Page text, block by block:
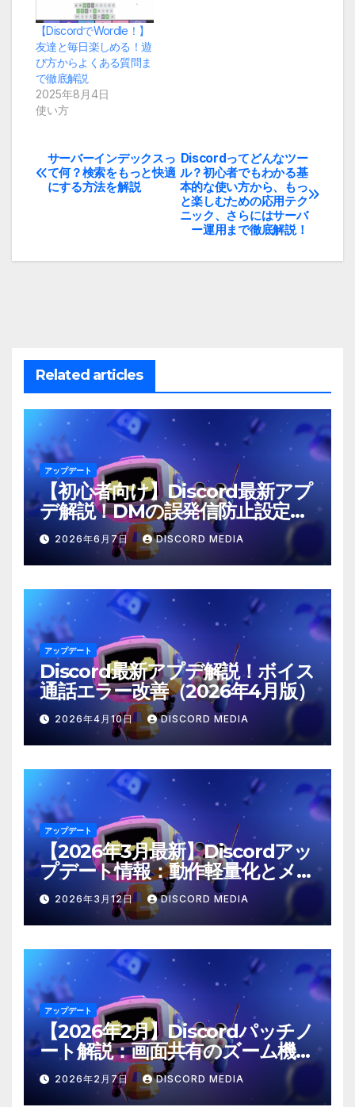
【DiscordでWordle！】
友達と毎日楽しめる！遊
び方からよくある質問ま
で徹底解説
2025年8月4日
使い方
投
稿
ビ
シ
ョ
ン
Discordってどんなツー
ル？初心者でもわかる基
本的な使い方から、もっ
と楽しむための応用テク
ニック、さらにはサーバ
ー運用まで徹底解説！
サーバーインデックスっ
て何？検索をもっと快適
にする方法を解説
Related articles
アップデート
【初心者向け】Discord最新アプ
デ解説！DMの誤発信防止設定と
は？2026年6月7日 DISCORD MEDIA
アップデート
Discord最新アプデ解説！ボイス
通話エラー改善（2026年4月版）
2026年4月10日 DISCORD MEDIA
アップデート
【2026年3月最新】Discordアッ
プデート情報：動作軽量化とメン
ション仕様の修正
2026年3月12日 DISCORD MEDIA
アップデート
【2026年2月】Discordパッチノ
ート解説：画面共有のズーム機能
や「@time」コマンドが登場！
2026年2月7日 DISCORD MEDIA